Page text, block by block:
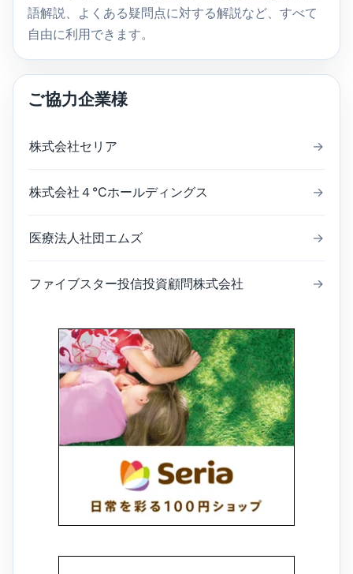
語解説、よくある疑問点に対する解説など、すべて
自由に利用できます。
ご協力企業様
株式会社セリア →
株式会社４℃ホールディングス →
医療法人社団エムズ →
ファイブスター投信投資顧問株式会社 →